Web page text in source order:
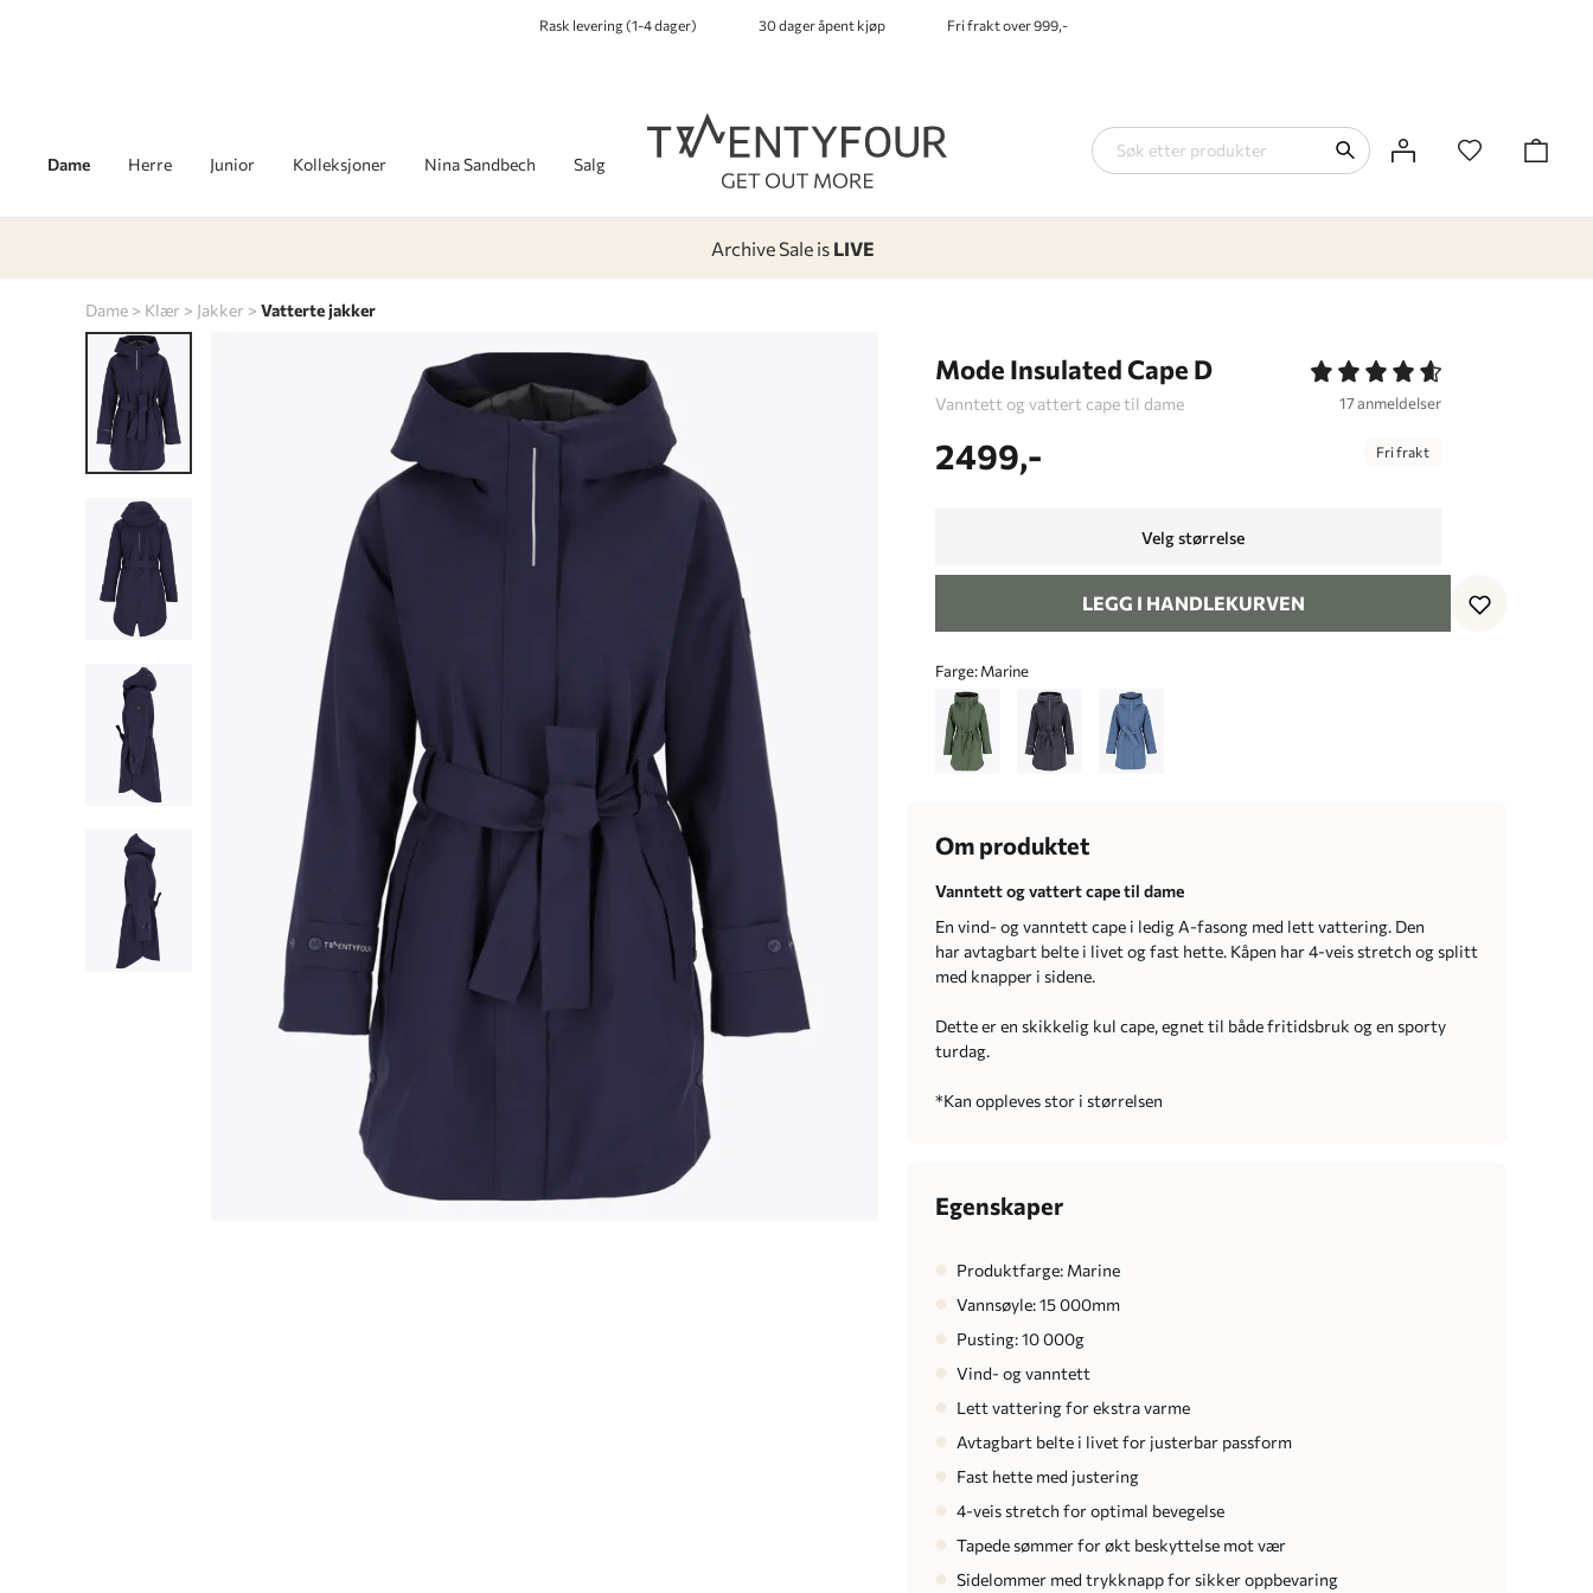
Rask levering (1-4 dager) 30 dager åpent kjøp Fri frakt over 999,-
Dame Herre Junior Kolleksjoner Nina Sandbech Salg
Dame Klær Jakker Vatterte jakker
Mode Insulated Cape D
Vanntett og vattert cape til dame 17 anmeldelser
2499,- Fri frakt
Velg størrelse
LEGG I HANDLEKURVEN
Farge:Marine
Om produktet
Vanntett og vattert cape til dame
En vind- og vanntett cape i ledig A-fasong med lett vattering. Den
har avtagbart belte i livet og fast hette. Kåpen har 4-veis stretch og splitt
med knapper i sidene.
Dette er en skikkelig kul cape, egnet til både fritidsbruk og en sporty
turdag.
*Kan oppleves stor i størrelsen
Egenskaper
Produktfarge: Marine
Vannsøyle: 15 000mm
Pusting: 10 000g
Vind- og vanntett
Lett vattering for ekstra varme
Avtagbart belte i livet for justerbar passform
Fast hette med justering
4-veis stretch for optimal bevegelse
Tapede sømmer for økt beskyttelse mot vær
Sidelommer med trykknapp for sikker oppbevaring
Archive Sale is LIVE
-
-
-
-